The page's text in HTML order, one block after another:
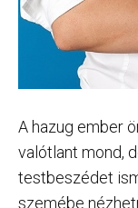
A hazug ember
valótlant mond,
testbeszédet
szemébe